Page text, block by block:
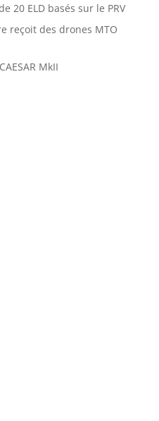
20 ELD basés sur le PRV
reçoit des drones MTO
MkII